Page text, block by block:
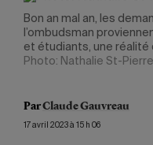
Bon an mal an, les
l’ombudsman
et étudiants, une réalité
Photo: Nathalie St-Pierre
ParClaude Gauvreau
17 avril 2023 à 15 h 06